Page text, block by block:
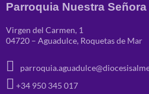
Parroquia Nuestra
Virgen del Carmen, 1
04720 – Aguadulce, Roquetas de Mar
+34 950 345 017